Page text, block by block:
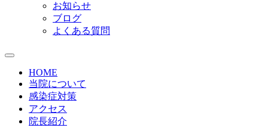
お知らせ
ブログ
よくある質問
HOME
当院について
感染症対策
アクセス
院長紹介